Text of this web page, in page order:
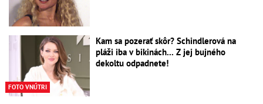
FOTO VNÚTRI
Kam sa pozerať skôr? Schindlerová na
pláži iba v bikinách... Z jej bujného
dekoltu odpadnete!